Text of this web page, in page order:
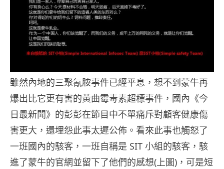
雖然內地的三聚氰胺事件已經平息，想不到蒙牛再
爆出比它更有害的黃曲霉毒素超標事件，國內《今
日最新聞》的彭彭在節目中不單痛斥對顧客健康傷
害更大，還埋怨此事太遲公佈。看來此事也觸怒了
一班國內的駭客，一班自稱是 SIT 小組的駭客，駭
進了蒙牛的官網並留下了他們的感想(上圖)，可是短